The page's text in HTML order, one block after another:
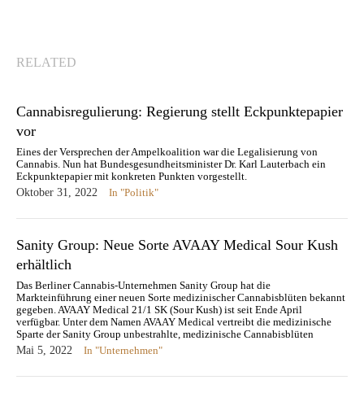
RELATED
Cannabisregulierung: Regierung stellt Eckpunktepapier
vor
Eines der Versprechen der Ampelkoalition war die Legalisierung von
Cannabis. Nun hat Bundesgesundheitsminister Dr. Karl Lauterbach ein
Eckpunktepapier mit konkreten Punkten vorgestellt.
Oktober 31, 2022
In "Politik"
Sanity Group: Neue Sorte AVAAY Medical Sour Kush
erhältlich
Das Berliner Cannabis-Unternehmen Sanity Group hat die
Markteinführung einer neuen Sorte medizinischer Cannabisblüten bekannt
gegeben. AVAAY Medical 21/1 SK (Sour Kush) ist seit Ende April
verfügbar. Unter dem Namen AVAAY Medical vertreibt die medizinische
Sparte der Sanity Group unbestrahlte, medizinische Cannabisblüten
Qualität für Patientengruppen, die auf eine ganzheitliche und naturnahe…
Mai 5, 2022 In "Unternehmen"